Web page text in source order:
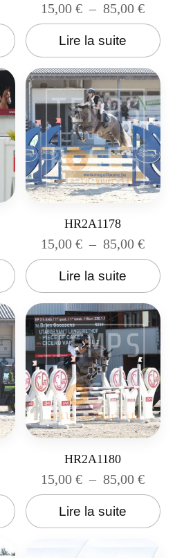
15,00€ – 85,00€
Lire la suite
HR2A1178
15,00€ – 85,00€
Lire la suite
HR2A1180
15,00€ – 85,00€
Lire la suite